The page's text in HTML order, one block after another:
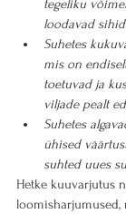
tegeliku
loodavad
Suhetes
mis on
toetuvad ja
viljade pealt
Suhetes
ühised
suhted uues
Hetke kuuvarjutus